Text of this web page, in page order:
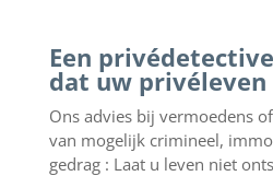
Een
dat uw
Ons advies bij vermoedens
van mogelijk crimineel,
gedrag : Laat u leven niet